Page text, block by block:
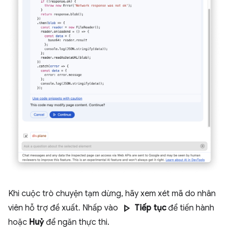
Khi cuộc trò chuyện tạm dừng, hãy xem xét mã do nhân
viên hỗ trợ đề xuất. Nhấp vào
play_arrow Tiếp tụcđể tiến hành
hoặc Huỷđể ngăn thực thi.